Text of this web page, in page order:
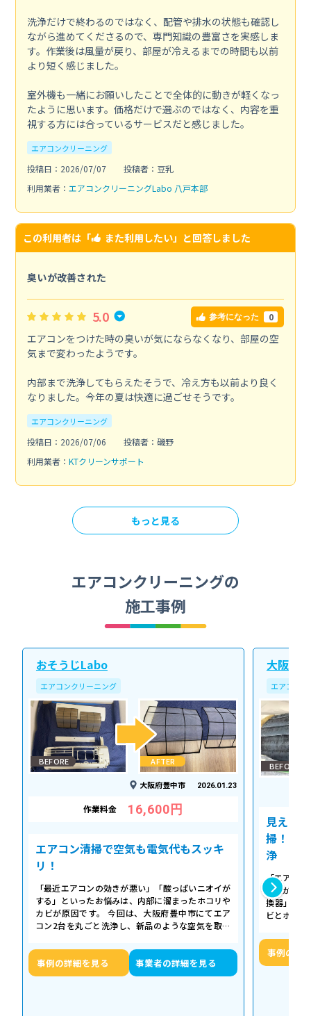
洗浄だけで終わるのではなく、配管や排水の状態も確認し
ながら進めてくださるので、専門知識の豊富さを実感しま
す。作業後は風量が戻り、部屋が冷えるまでの時間も以前
より短く感じました。
室外機も一緒にお願いしたことで全体的に動きが軽くなっ
たように思います。価格だけで選ぶのではなく、内容を重
視する方には合っているサービスだと感じました。
エアコンクリーニング
投稿日：2026/07/07
投稿者：豆乳
利用業者： エアコンクリーニングLabo 八戸本部
この利用者は「 また利用したい」と回答しました
臭いが改善された
5.0 参考になった 0
エアコンをつけた時の臭いが気にならなくなり、部屋の空
気まで変わったようです。
内部まで洗浄してもらえたそうで、冷え方も以前より良く
なりました。今年の夏は快適に過ごせそうです。
エアコンクリーニング
投稿日：2026/07/06
投稿者：磯野
利用業者： KTクリーンサポート
もっと見る
エアコンクリーニングの
施工事例
おそうじLabo
エアコンクリーニング
BEFORE AFTER
大阪府豊中市 2026.01.23
作業料金 16,600円
エアコン清掃で空気も電気代もスッキ
リ！
「最近エアコンの効きが悪い」「酸っぱいニオイが
する」といったお悩みは、内部に溜まったホコリや
カビが原因です。 今回は、大阪府豊中市にてエア
コン2台を丸ごと洗浄し、新品のような空気を取り
事例の詳細を見る 事業者の詳細を見る
大阪北
エアコン
BEFORE
見えな
掃！空
浄
「エアコ
た気がす
換器」の
ビとホコ
事例の詳